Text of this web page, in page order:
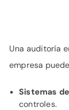
Una auditoría
empresa
Sistemas
controles.